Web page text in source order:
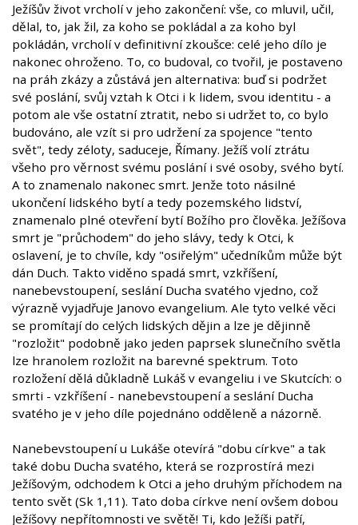
Ježíšův život vrcholí v jeho zakončení: vše, co mluvil, učil,
dělal, to, jak žil, za koho se pokládal a za koho byl
pokládán, vrcholí v definitivní zkoušce: celé jeho dílo je
nakonec ohroženo. To, co budoval, co tvořil, je postaveno
na práh zkázy a zůstává jen alternativa: buď si podržet
své poslání, svůj vztah k Otci i k lidem, svou identitu - a
potom ale vše ostatní ztratit, nebo si udržet to, co bylo
budováno, ale vzít si pro udržení za spojence "tento
svět", tedy zéloty, saduceje, Římany. Ježíš volí ztrátu
všeho pro věrnost svému poslání i své osoby, svého bytí.
A to znamenalo nakonec smrt. Jenže toto násilné
ukončení lidského bytí a tedy pozemského lidství,
znamenalo plné otevření bytí Božího pro člověka. Ježíšova
smrt je "průchodem" do jeho slávy, tedy k Otci, k
oslavení, je to chvíle, kdy "osiřelým" učedníkům může být
dán Duch. Takto viděno spadá smrt, vzkříšení,
nanebevstoupení, seslání Ducha svatého vjedno, což
výrazně vyjadřuje Janovo evangelium. Ale tyto velké věci
se promítají do celých lidských dějin a lze je dějinně
"rozložit" podobně jako jeden paprsek slunečního světla
lze hranolem rozložit na barevné spektrum. Toto
rozložení dělá důkladně Lukáš v evangeliu i ve Skutcích: o
smrti - vzkříšení - nanebevstoupení a seslání Ducha
svatého je v jeho díle pojednáno odděleně a názorně.
Nanebevstoupení u Lukáše otevírá "dobu církve" a tak
také dobu Ducha svatého, která se rozprostírá mezi
Ježíšovým, odchodem k Otci a jeho druhým příchodem na
tento svět (Sk 1,11). Tato doba církve není ovšem dobou
Ježíšovy nepřítomnosti ve světě! Ti, kdo Ježíši patří,